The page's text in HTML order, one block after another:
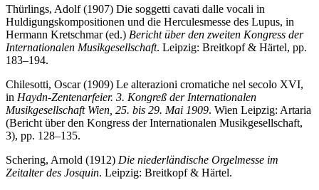
Thürlings, Adolf (1907) Die soggetti cavati dalle vocali in
Huldigungskompositionen und die Herculesmesse des Lupus, in
Hermann Kretschmar (ed.) Bericht über den zweiten Kongress der
Internationalen Musikgesellschaft. Leipzig: Breitkopf & Härtel, pp.
183–194.
Chilesotti, Oscar (1909) Le alterazioni cromatiche nel secolo XVI,
in Haydn-Zentenarfeier. 3. Kongreß der Internationalen
Musikgesellschaft Wien, 25. bis 29. Mai 1909. Wien Leipzig: Artaria
(Bericht über den Kongress der Internationalen Musikgesellschaft,
3), pp. 128–135.
Schering, Arnold (1912) Die niederländische Orgelmesse im
Zeitalter des Josquin. Leipzig: Breitkopf & Härtel.